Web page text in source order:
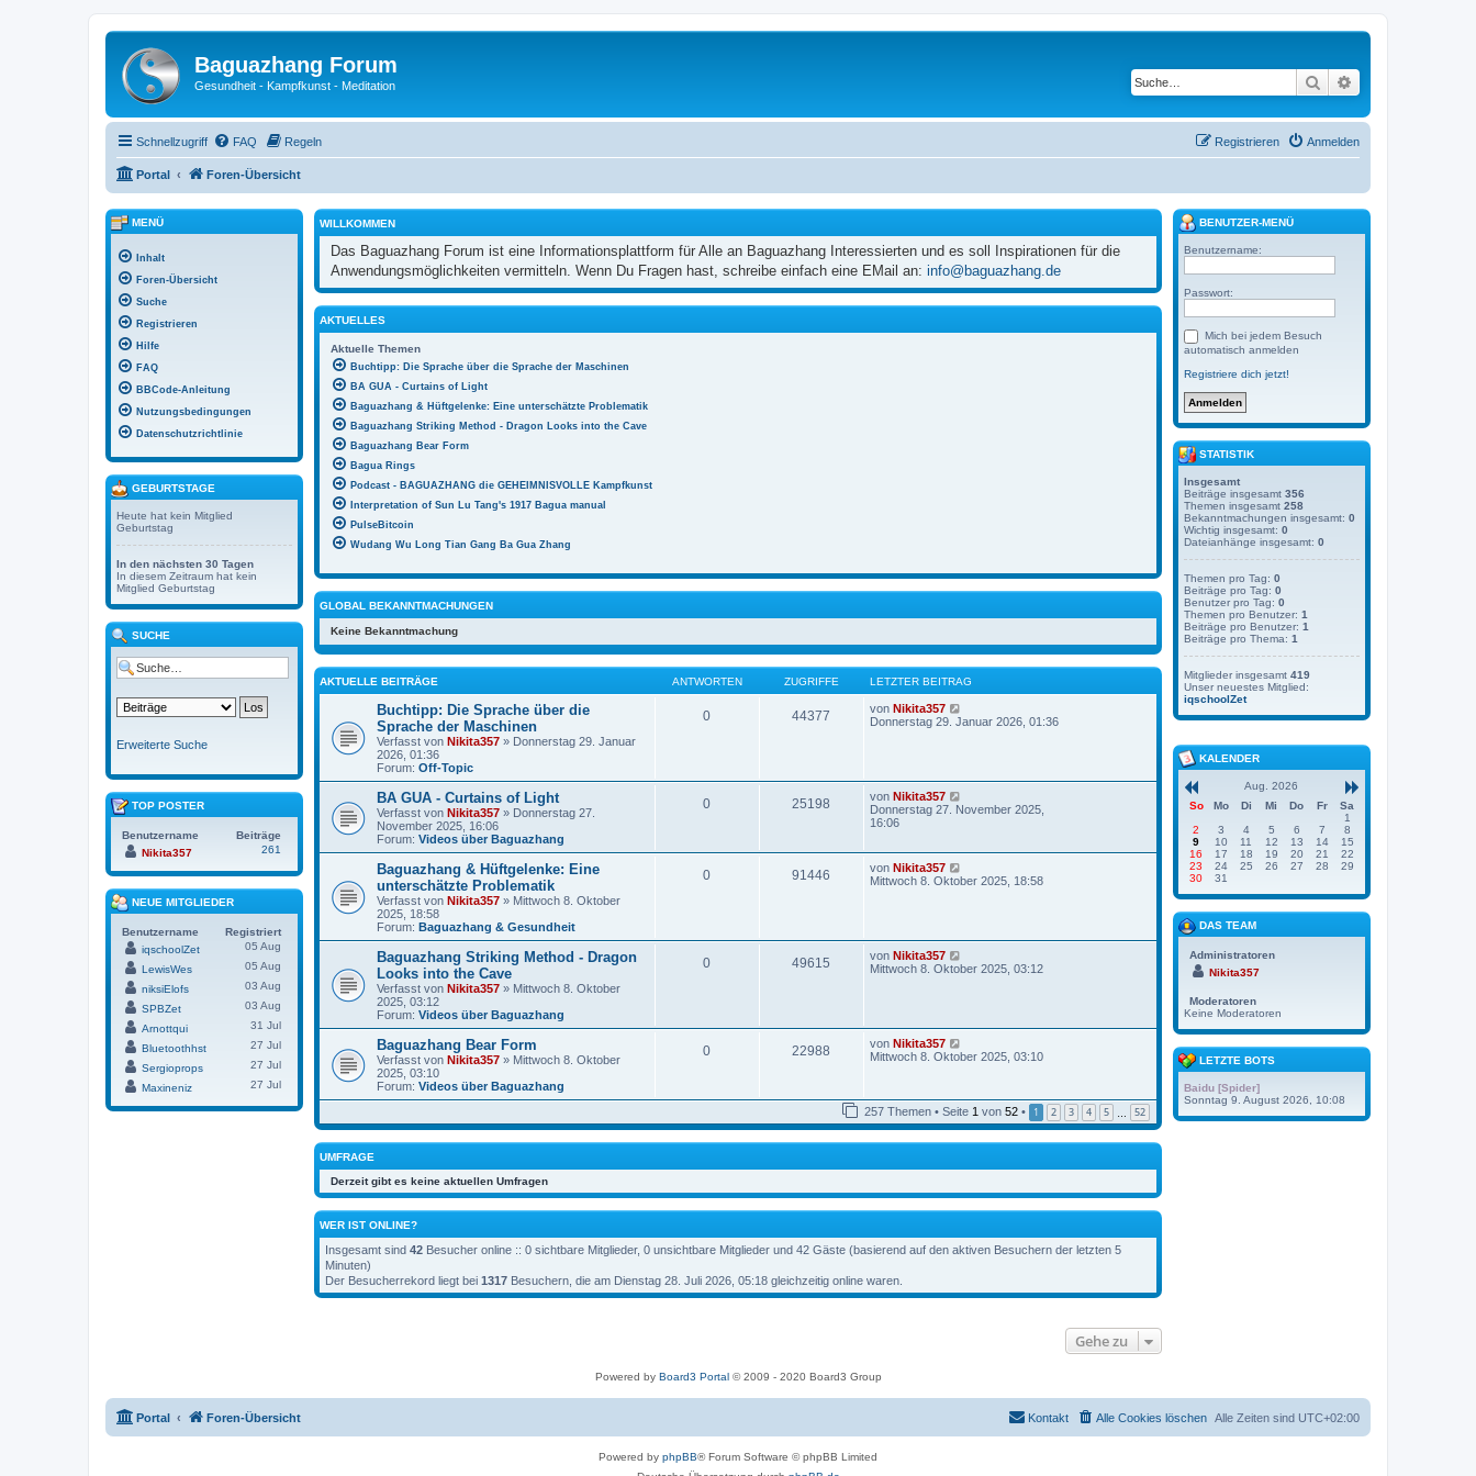
Baguazhang Forum
Gesundheit - Kampfkunst - Meditation Suche
Schnellzugriff FAQ Regeln Anmelden
Registrieren
Portal Foren-Übersicht
WILLKOMMEN
Das Baguazhang Forum ist eine Informationsplattform für Alle an Baguazhang Interessierten und es soll Inspirationen für die
Anwendungsmöglichkeiten vermitteln. Wenn Du Fragen hast, schreibe einfach eine EMail an: info@baguazhang.de
AKTUELLES
Aktuelle Themen
Buchtipp: Die Sprache über die Sprache der Maschinen
BA GUA - Curtains of Light
Baguazhang & Hüftgelenke: Eine unterschätzte Problematik
Baguazhang Striking Method - Dragon Looks into the Cave
Baguazhang Bear Form
Bagua Rings
Podcast - BAGUAZHANG die GEHEIMNISVOLLE Kampfkunst
Interpretation of Sun Lu Tang's 1917 Bagua manual
PulseBitcoin
Wudang Wu Long Tian Gang Ba Gua Zhang
GLOBAL BEKANNTMACHUNGEN
Keine Bekanntmachung
AKTUELLE BEITRÄGE ANTWORTEN ZUGRIFFE LETZTER BEITRAG
Buchtipp: Die Sprache über die
Sprache der Maschinen
Verfasst von Nikita357 » Donnerstag 29. Januar
2026, 01:36
Forum: Off-Topic
0 44377 von Nikita357
e
e
B
t
a
Donnerstag 29. Januar 2026, 01:36
BA GUA - Curtains of Light
Verfasst von Nikita357 » Donnerstag 27.
November 2025, 16:06
Forum: Videos über Baguazhang
0 25198 von Nikita357
e
e
r
t
a
Donnerstag 27. November 2025,
16:06
Baguazhang & Hüftgelenke: Eine
unterschätzte Problematik
Verfasst von Nikita357 » Mittwoch 8. Oktober
2025, 18:58
Forum: Baguazhang & Gesundheit
0 91446 von Nikita357
e
e
B
g
Mittwoch 8. Oktober 2025, 18:58
Baguazhang Striking Method - Dragon
Looks into the Cave
Verfasst von Nikita357 » Mittwoch 8. Oktober
2025, 03:12
Forum: Videos über Baguazhang
0 49615 von Nikita357
e
e
B
t
r
a
Mittwoch 8. Oktober 2025, 03:12
Baguazhang Bear Form
Verfasst von Nikita357 » Mittwoch 8. Oktober
2025, 03:10
Forum: Videos über Baguazhang
0 22988 von Nikita357
e
t
e
r
B
i
r
a
Mittwoch 8. Oktober 2025, 03:10
257 Themen • Seite 1 von 52 • 1 2 3 4 5 52
UMFRAGE
Derzeit gibt es keine aktuellen Umfragen
WER IST ONLINE?
Insgesamt sind 42 Besucher online :: 0 sichtbare Mitglieder, 0 unsichtbare Mitglieder und 42 Gäste (basierend auf den aktiven Besuchern der letzten 5
Minuten)
Der Besucherrekord liegt bei 1317 Besuchern, die am Dienstag 28. Juli 2026, 05:18 gleichzeitig online waren.
Gehe zu
MENÜ
Inhalt
Foren-Übersicht
Suche
Registrieren
Hilfe
FAQ
BBCode-Anleitung
Nutzungsbedingungen
Datenschutzrichtlinie
GEBURTSTAGE
Heute hat kein Mitglied
Geburtstag
In den nächsten 30 Tagen
In diesem Zeitraum hat kein
Mitglied Geburtstag
SUCHE
Erweiterte Suche
TOP POSTER
Benutzername
Beiträge
Nikita357
261
NEUE MITGLIEDER
Benutzername
Registriert
iqschoolZet
05 Aug
LewisWes
05 Aug
niksiElofs
03 Aug
SPBZet
03 Aug
Arnottqui
31 Jul
Bluetoothhst
27 Jul
Sergioprops
27 Jul
Maxineniz
27 Jul
BENUTZER-MENÜ
Benutzername:
Passwort:
Mich bei jedem Besuch
automatisch anmelden
Registriere dich jetzt!
STATISTIK
Insgesamt
Beiträge insgesamt 356
Themen insgesamt 258
Bekanntmachungen insgesamt: 0
Wichtig insgesamt: 0
Dateianhänge insgesamt: 0
Themen pro Tag: 0
Beiträge pro Tag: 0
Benutzer pro Tag: 0
Themen pro Benutzer: 1
Beiträge pro Benutzer: 1
Beiträge pro Thema: 1
Mitglieder insgesamt 419
Unser neuestes Mitglied:
iqschoolZet
KALENDER
Aug. 2026
So
Mo Di Mi Do Fr
Sa
1
2
3 4 5 6 7
8
9
10 11 12 13 14
15
16
17 18 19 20 21
22
23
24 25 26 27 28
29
30
31
DAS TEAM
Administratoren
Nikita357
Moderatoren
Keine Moderatoren
LETZTE BOTS
Baidu [Spider]
Sonntag 9. August 2026, 10:08
Powered by Board3 Portal© 2009 - 2020 Board3 Group
Portal Foren-Übersicht Alle Zeiten sind UTC+02:00
Alle Cookies löschen
Kontakt
Powered by phpBB® Forum Software © phpBB Limited